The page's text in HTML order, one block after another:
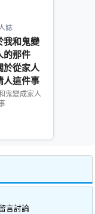
誌
我和鬼變
的那件
於從家人
人這件事
X毛邦羽
鬼變成家人
言討論